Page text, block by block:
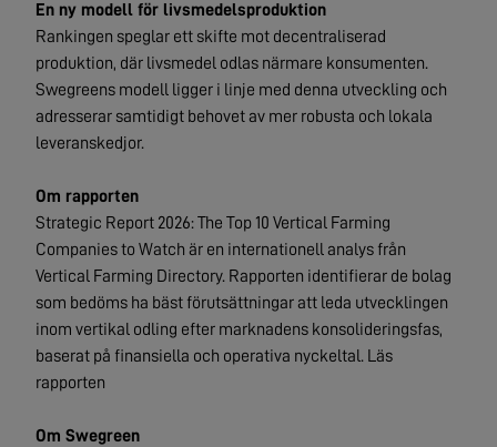
En ny modell för livsmedelsproduktion
Rankingen speglar ett skifte mot decentraliserad
produktion, där livsmedel odlas närmare konsumenten.
Swegreens modell ligger i linje med denna utveckling och
adresserar samtidigt behovet av mer robusta och lokala
leveranskedjor.
Om rapporten
Strategic Report 2026: The Top 10 Vertical Farming
Companies to Watch är en internationell analys från
Vertical Farming Directory. Rapporten identifierar de bolag
som bedöms ha bäst förutsättningar att leda utvecklingen
inom vertikal odling efter marknadens konsolideringsfas,
baserat på finansiella och operativa nyckeltal. Läs
rapporten
Om Swegreen